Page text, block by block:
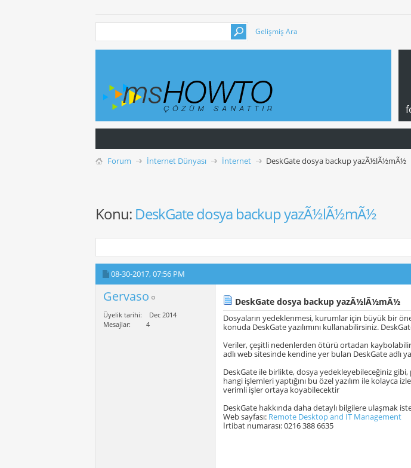
Gelişmiş Ara
Forum İnternet Dünyası İnternet DeskGate dosya backup yazÃ½lÃ½mÃ½
Konu: DeskGate dosya backup yazÃ½lÃ½mÃ½
08-30-2017,07:56 PM
Gervaso
Üyelik tarihi
Dec 2014
Mesajlar
4
DeskGate dosya backup yazÃ½lÃ½mÃ½
Dosyaların yedeklenmesi, kurumlar için büyük bir
konuda DeskGate yazılımını kullanabilirsiniz.
Veriler, çeşitli nedenlerden ötürü ortadan
adlı web sitesinde kendine yer bulan DeskGate adlı
DeskGate ile birlikte, dosya yedekleyebileceğiniz
hangi işlemleri yaptığını bu özel yazılım ile kolayca
verimli işler ortaya koyabilecektir
DeskGate hakkında daha detaylı bilgilere ulaşmak
Web sayfası: Remote Desktop and IT Management
İrtibat numarası: 0216 388 6635